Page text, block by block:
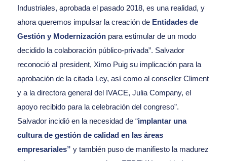
Industriales, aprobada el pasado 2018, es una realidad, y
ahora queremos impulsar la creación de Entidades de
Gestión y Modernización para estimular de un modo
decidido la colaboración público-privada”. Salvador
reconoció al president, Ximo Puig su implicación para la
aprobación de la citada Ley, así como al conseller Climent
y a la directora general del IVACE, Julia Company, el
apoyo recibido para la celebración del congreso”.
Salvador incidió en la necesidad de “implantar una
cultura de gestión de calidad en las áreas
empresariales” y también puso de manifiesto la madurez